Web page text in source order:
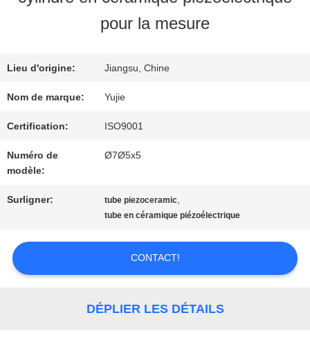
CONTRÔLE
DE
QUALITÉ
CONTACTEZ-
NOUS
DEMANDEZ
pour la mesure
Lieu d'origine: Jiangsu, Chine
Nom de marque: Yujie
Certification: ISO9001
Numéro de
modèle:
Ø7Ø5x5
Surligner: tube piezoceramic,
tube en céramique piézoélectrique
CONTACT!
DÉPLIER LES DÉTAILS